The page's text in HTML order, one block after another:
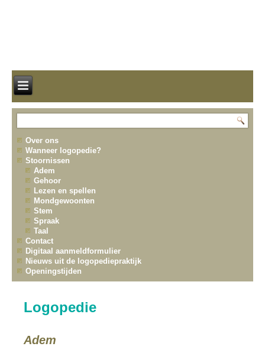
Over ons
Wanneer logopedie?
Stoornissen
Adem
Gehoor
Lezen en spellen
Mondgewoonten
Stem
Spraak
Taal
Contact
Digitaal aanmeldformulier
Nieuws uit de logopediepraktijk
Openingstijden
Logopedie
Adem